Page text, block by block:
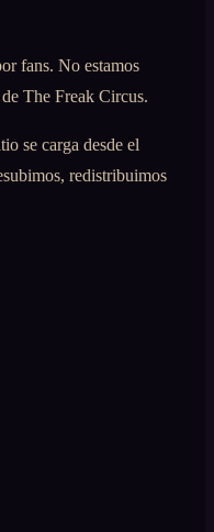
fans. No estamos
The Freak Circus.
se carga desde el
redistribuimos